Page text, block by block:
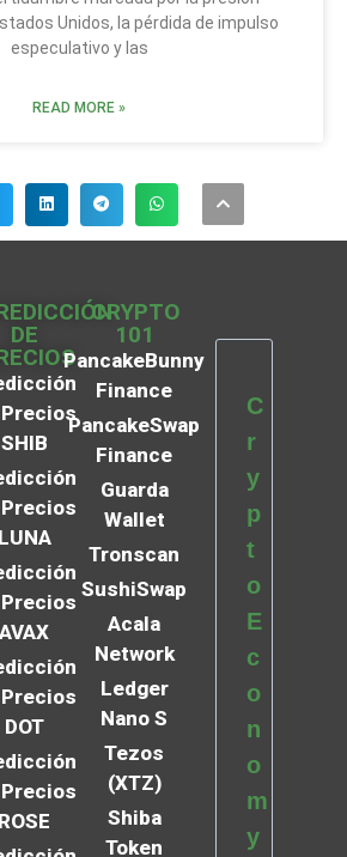
Unidos, la pérdida de impulso
especulativo y las
READ MORE »
DE
SHIB
LUNA
AVAX
DOT
ROSE
CRYPTO
101
PancakeBunny
Finance
PancakeSwap
Finance
Guarda
Wallet
Tronscan
SushiSwap
Acala
Network
Ledger
Nano S
Tezos
(XTZ)
Shiba
Token
C
r
y
p
t
o
E
c
o
n
o
m
y